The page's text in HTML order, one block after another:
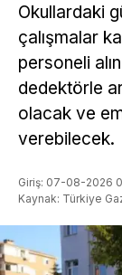
Okullardaki
çalışmalar
personeli
dedektörle
olacak ve
verebilecek.
Giriş: 07-08-2026
Kaynak: Türkiye